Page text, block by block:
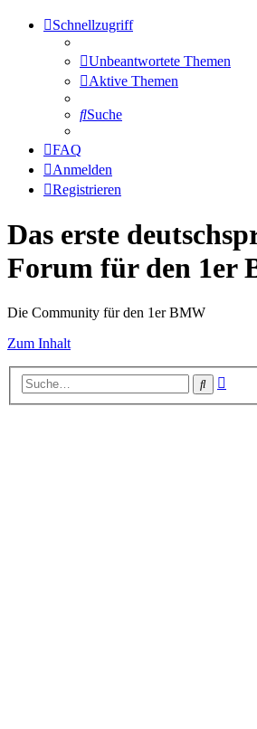
Schnellzugriff
Unbeantwortete Themen
Aktive Themen
Suche
FAQ
Anmelden
Registrieren
Das erste
Forum für den 1er
Die Community für den 1er BMW
Zum Inhalt
Suche